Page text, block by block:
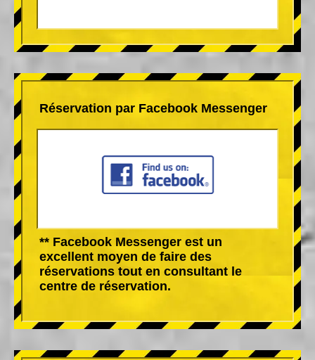
Réservation par Facebook Messenger
** Facebook Messenger est un
excellent moyen de faire des
réservations tout en consultant le
centre de réservation.